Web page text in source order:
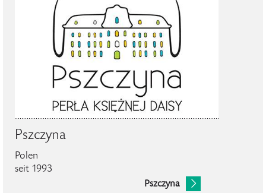
Pszczyna
Polen
seit 1993
Pszczyna